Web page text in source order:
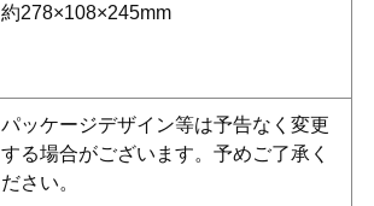
約278×108×245mm
パッケージデザイン等は予告なく変更
する場合がございます。予めご了承く
ださい。